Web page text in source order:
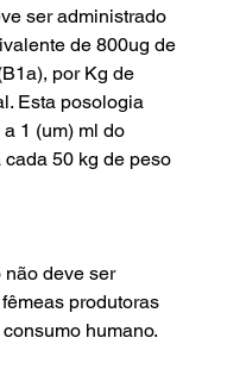
ser administrado
de 800ug de
por Kg de
Esta posologia
1 (um) ml do
cada 50 kg de peso
não deve ser
produtoras
humano.